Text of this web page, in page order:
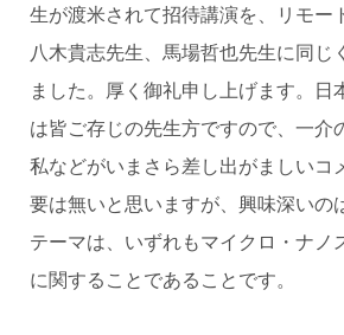
生が渡米されて招待講演を、リモー
八木貴志先生、馬場哲也先生に同じ
ました。厚く御礼申し上げます。日
は皆ご存じの先生方ですので、一介
私などがいまさら差し出がましいコ
要は無いと思いますが、興味深いの
テーマは、いずれもマイクロ・ナノ
に関することであることです。